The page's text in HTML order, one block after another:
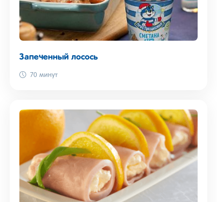
Запеченный лосось
70 минут